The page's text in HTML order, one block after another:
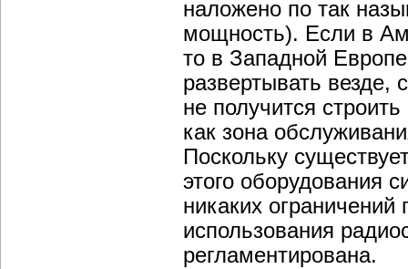
наложено по так
мощность). Если в
то в Западной
развертывать везде,
не получится
как зона
Поскольку
этого оборудования
никаких
использования
регламентирована.